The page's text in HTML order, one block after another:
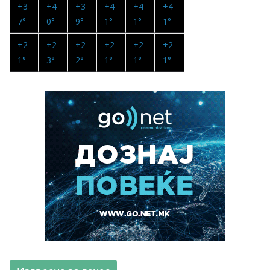
+3
7°
+4
0°
+3
9°
+4
1°
+4
1°
+4
1°
+2
1°
+2
3°
+2
2°
+2
1°
+2
1°
+2
1°